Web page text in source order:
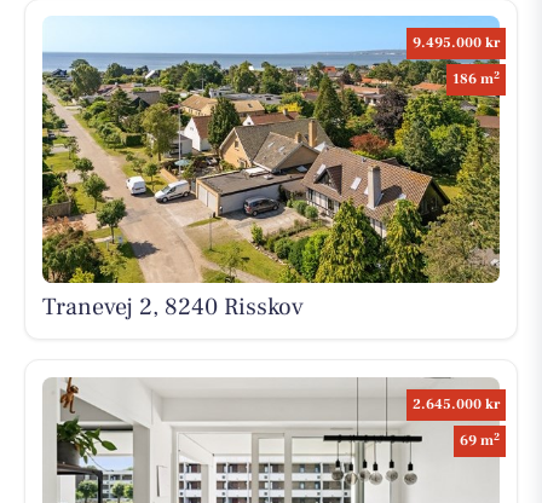
9.495.000 kr
186 m2
Tranevej 2, 8240 Risskov
2.645.000 kr
69 m2